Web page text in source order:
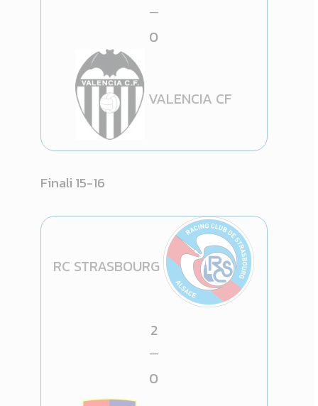
—
0
VALENCIA CF
Finali 15-16
RC STRASBOURG
2
—
0